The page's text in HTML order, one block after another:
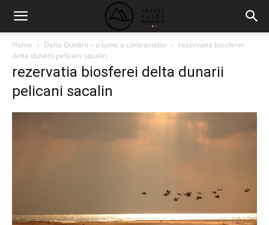
Home Delta Dunării – o lume a contrastelor
rezervatia biosferei
delta dunarii pelicani sacalin
rezervatia biosferei delta dunarii
pelicani sacalin